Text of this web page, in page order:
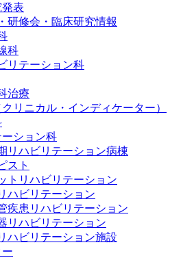
表
研修会・臨床研究情報
科
リテーション科
治療
リニカル・インディケーター）
ーション科
リハビリテーション病棟
スト
トリハビリテーション
ハビリテーション
疾患リハビリテーション
リハビリテーション
ハビリテーション施設